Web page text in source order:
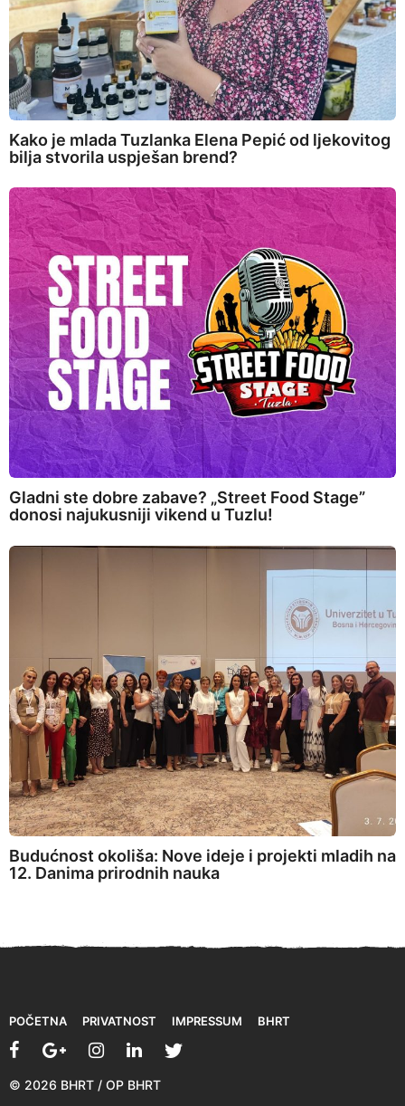
Kako je mlada Tuzlanka Elena Pepić od ljekovitog
bilja stvorila uspješan brend?
Gladni ste dobre zabave? „Street Food Stage”
donosi najukusniji vikend u Tuzlu!
Budućnost okoliša: Nove ideje i projekti mladih na
12. Danima prirodnih nauka
POČETNA PRIVATNOST IMPRESSUM BHRT
© 2026 BHRT / OP BHRT